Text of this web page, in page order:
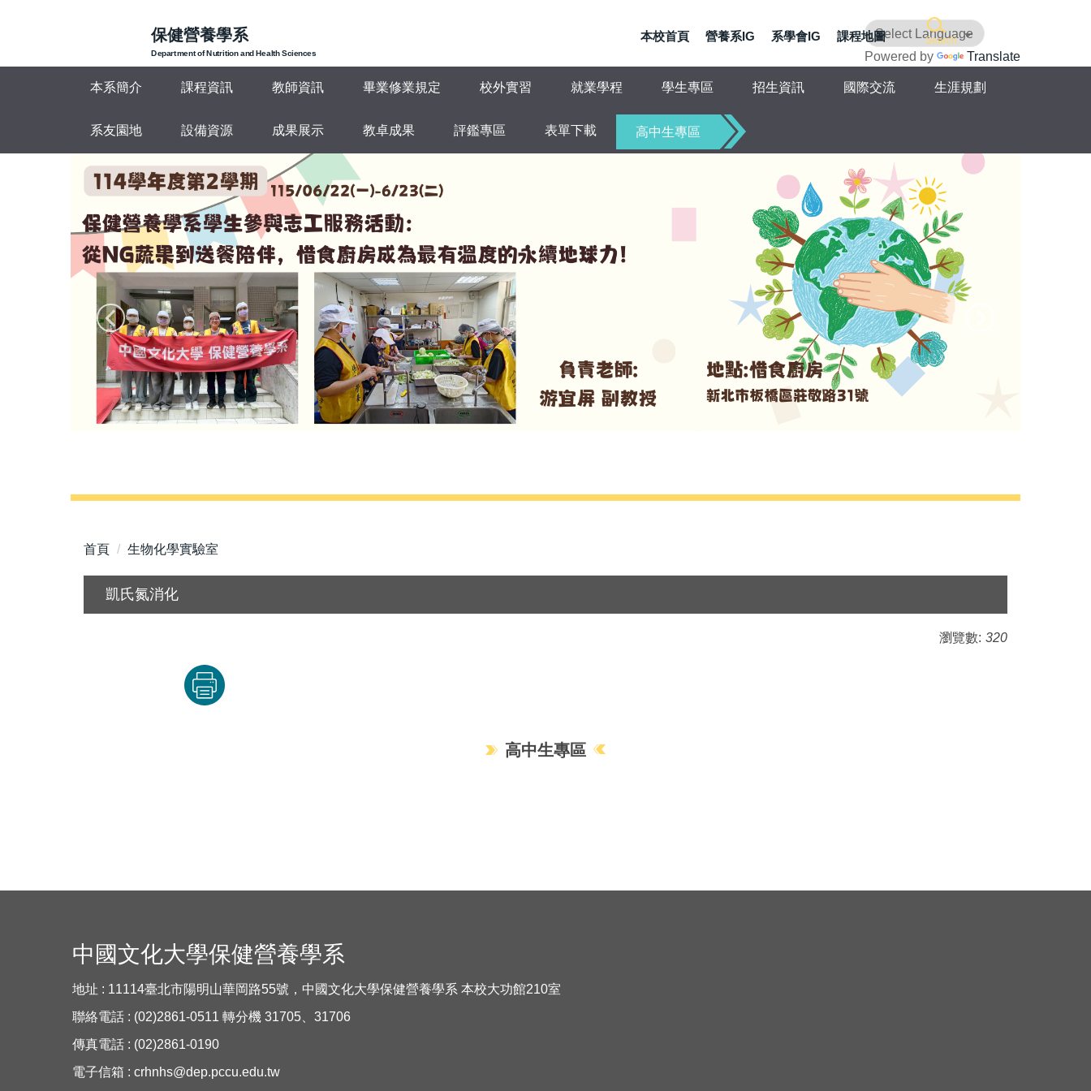
要
保健營養學系
Department of Nutrition and Health Sciences
Search
Powered by Translate
本校首頁 營養系IG 系學會IG 課程地圖
本系簡介 課程資訊 教師資訊 畢業修業規定 校外實習 就業學程 學生專區 招生資訊 國際交流 生涯規劃
系友園地 設備資源 成果展示 教卓成果 評鑑專區 表單下載 高中生專區
首頁 生物化學實驗室
凱氏氮消化
瀏覽數: 320
高中生專區
中國文化大學保健營養學系
地址 : 11114臺北市陽明山華岡路55號，中國文化大學保健營養學系 本校大功館210室
聯絡電話 : (02)2861-0511 轉分機 31705、31706
傳真電話 : (02)2861-0190
電子信箱 : crhnhs@dep.pccu.edu.tw